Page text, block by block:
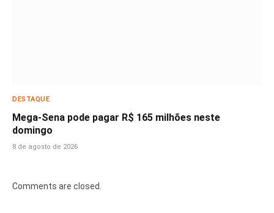
DESTAQUE
Mega-Sena pode pagar R$ 165 milhões neste
domingo
8 de agosto de 2026
Comments are closed.